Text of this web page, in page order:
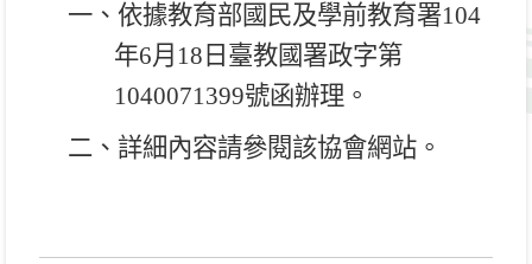
一、依據教育部國民及學前教育署104
年6月 18 日臺教國署政字第
1040071399號函辦理。
二、詳細內容請參閱該協會網站。